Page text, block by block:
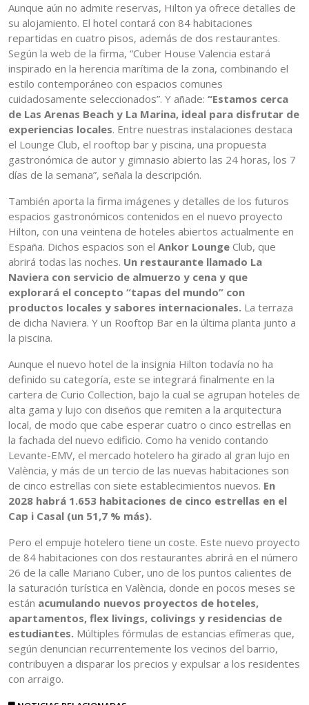
Aunque aún no admite reservas, Hilton ya ofrece detalles de
su alojamiento. El hotel contará con 84 habitaciones
repartidas en cuatro pisos, además de dos restaurantes.
Según la web de la firma, “Cuber House Valencia estará
inspirado en la herencia marítima de la zona, combinando el
estilo contemporáneo con espacios comunes
cuidadosamente seleccionados”. Y añade: “Estamos cerca
de Las Arenas Beach y La Marina, ideal para disfrutar de
experiencias locales. Entre nuestras instalaciones destaca
el Lounge Club, el rooftop bar y piscina, una propuesta
gastronómica de autor y gimnasio abierto las 24 horas, los 7
días de la semana”, señala la descripción.
También aporta la firma imágenes y detalles de los futuros
espacios gastronómicos contenidos en el nuevo proyecto
Hilton, con una veintena de hoteles abiertos actualmente en
España. Dichos espacios son el Ankor Lounge Club, que
abrirá todas las noches. Un restaurante llamado La
Naviera con servicio de almuerzo y cena y que
explorará el concepto “tapas del mundo” con
productos locales y sabores internacionales. La terraza
de dicha Naviera. Y un Rooftop Bar en la última planta junto a
la piscina.
Aunque el nuevo hotel de la insignia Hilton todavía no ha
definido su categoría, este se integrará finalmente en la
cartera de Curio Collection, bajo la cual se agrupan hoteles de
alta gama y lujo con diseños que remiten a la arquitectura
local, de modo que cabe esperar cuatro o cinco estrellas en
la fachada del nuevo edificio. Como ha venido contando
Levante-EMV, el mercado hotelero ha girado al gran lujo en
València, y más de un tercio de las nuevas habitaciones son
de cinco estrellas con siete establecimientos nuevos. En
2028 habrá 1.653 habitaciones de cinco estrellas en el
Cap i Casal (un 51,7 % más).
Pero el empuje hotelero tiene un coste. Este nuevo proyecto
de 84 habitaciones con dos restaurantes abrirá en el número
26 de la calle Mariano Cuber, uno de los puntos calientes de
la saturación turística en València, donde en pocos meses se
están acumulando nuevos proyectos de hoteles,
apartamentos, flex livings, colivings y residencias de
estudiantes. Múltiples fórmulas de estancias efímeras que,
según denuncian recurrentemente los vecinos del barrio,
contribuyen a disparar los precios y expulsar a los residentes
con arraigo.